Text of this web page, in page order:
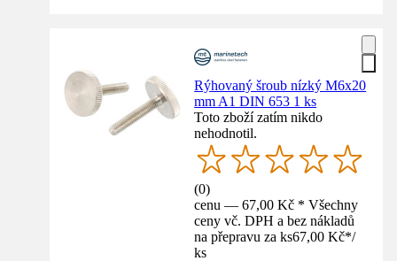
Rýhovaný šroub nízký M6x20
mm A1 DIN 653 1 ks
Toto zboží zatím nikdo
nehodnotil.
(0)
cenu — 67,00 Kč * Všechny
ceny vč. DPH a bez nákladů
na přepravu za ks67,00 Kč*/
ks